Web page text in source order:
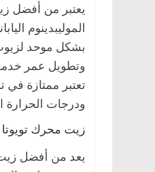
يعتبر من أفضل
الموليبدينوم
بشكل موحد
وتطويل عمر
تعتبر ممتازة في
ودرجات الحرارة
زيت محرك
يعد من أفضل